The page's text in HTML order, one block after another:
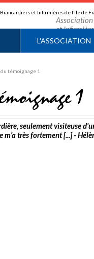
et
L'ASSOCIATION
témoignage 1
1
seulement visiteuse
m'a très fortement [...] -